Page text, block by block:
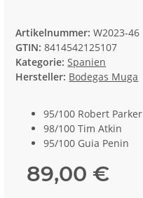
Artikelnummer:W2023-46
GTIN: 8414542125107
Kategorie:Spanien
Hersteller: Bodegas Muga
95/100 Robert Parker
98/100 Tim Atkin
95/100 Guia Penin
89,00 €